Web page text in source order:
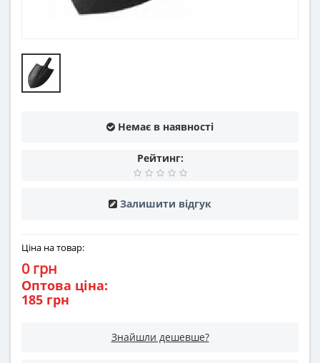
Немає в наявності
Рейтинг:
Залишити відгук
Ціна на товар:
0 грн
Оптова ціна:
185 грн
Знайшли дешевше?